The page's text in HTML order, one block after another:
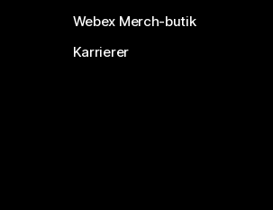
Webex Merch-butik
Karrierer